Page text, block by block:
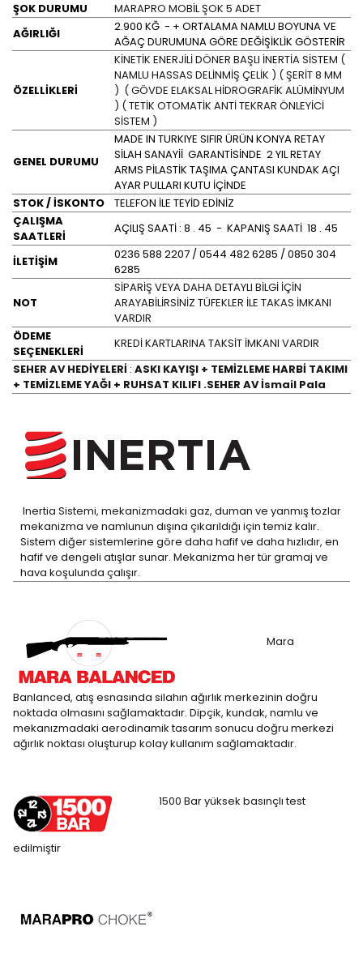
ŞOK DURUMU
MARAPRO MOBİL ŞOK 5 ADET
AĞIRLIĞI
2.900 KĞ - + ORTALAMA NAMLU BOYUNA VE
AĞAÇ DURUMUNA GÖRE DEĞİŞİKLİK GÖSTERİR
ÖZELLİKLERİ
KİNETİK ENERJİLİ DÖNER BAŞLI İNERTİA SİSTEM (
NAMLU HASSAS DELİNMİŞ ÇELİK ) ( ŞERİT 8 MM
) ( GÖVDE ELAKSAL HİDROGRAFİK ALÜMİNYUM
) ( TETİK OTOMATİK ANTİ TEKRAR ÖNLEYİCİ
SİSTEM )
GENEL DURUMU
MADE IN TURKIYE SIFIR ÜRÜN KONYA RETAY
SİLAH SANAYİİ GARANTİSİNDE 2 YIL RETAY
ARMS PİLASTİK TAŞIMA ÇANTASI KUNDAK AÇI
AYAR PULLARI KUTU İÇİNDE
STOK / İSKONTO
TELEFON İLE TEYİD EDİNİZ
ÇALIŞMA
SAATLERİ
AÇILIŞ SAATİ : 8 . 45 - KAPANIŞ SAATİ 18 . 45
İLETİŞİM
0236 588 2207 / 0544 482 6285 / 0850 304
6285
NOT
SİPARİŞ VEYA DAHA DETAYLI BİLGİ İÇİN
ARAYABİLİRSİNİZ TÜFEKLER İLE TAKAS İMKANI
VARDIR
ÖDEME
SEÇENEKLERİ
KREDİ KARTLARINA TAKSİT İMKANI VARDIR
SEHER AV HEDİYELERİ : ASKI KAYIŞI + TEMİZLEME HARBİ TAKIMI
+ TEMİZLEME YAĞI + RUHSAT KILIFI .SEHER AV İsmail Pala
Inertia Sistemi, mekanizmadaki gaz, duman ve yanmış tozlar
mekanizma ve namlunun dışına çıkarıldığı için temiz kalır.
Sistem diğer sistemlerine göre daha hafif ve daha hızlıdır, en
hafif ve dengeli atışlar sunar. Mekanizma her tür gramaj ve
hava koşulunda çalışır.
Mara
Banlanced, atış esnasında silahın ağırlık merkezinin doğru
noktada olmasını sağlamaktadır. Dipçik, kundak, namlu ve
mekanızmadaki aerodinamik tasarım sonucu doğru merkezi
ağırlık noktası oluşturup kolay kullanım sağlamaktadır.
1500 Bar yüksek basınçlı test
edilmiştir